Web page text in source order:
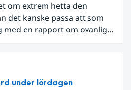
om extrem hetta den
det kanske passa att som
med en rapport om ovanligt
under lördagen